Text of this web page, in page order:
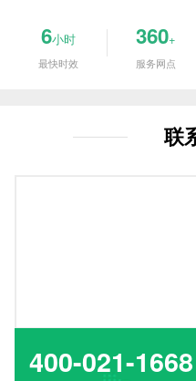
6小时
最快时效
360+
服务网点
联
400-021-1668